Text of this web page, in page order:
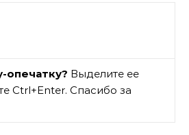
Выделите ее
Ctrl+Enter. Спасибо за